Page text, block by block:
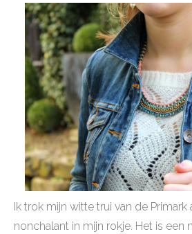
Ik trok mijn witte trui van de
nonchalant in mijn rokje. Het is een